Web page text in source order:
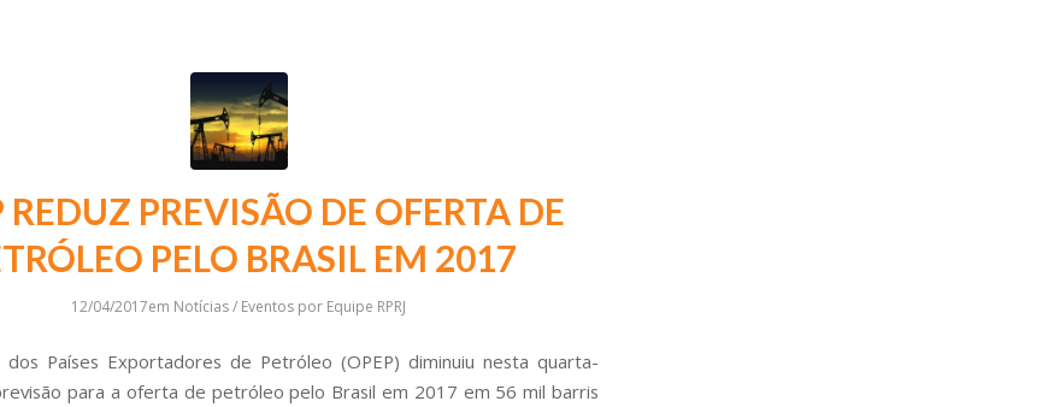
REDUZ PREVISÃO DE OFERTA DE
PELO BRASIL EM 2017
12/04/2017em Notícias / Eventos por Equipe RPRJ
dos Países Exportadores de Petróleo (OPEP) diminuiu nesta quarta-
para a oferta de petróleo pelo Brasil em 2017 em 56 mil barris